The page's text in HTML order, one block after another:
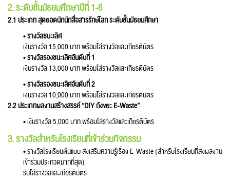
2. ระดับชั้นมัธยมศึกษาปีที่ 1-6
2.1 ประเภท สุดยอดนักนักสื่อสารรักษ์โลก ระดับชั้นมัธยมศึกษา
•รางวัลชนะเลิศ
เงินรางวัล 15,000 บาท พร้อมโล่รางวัลและเกียรติบัตร
•รางวัลรองชนะเลิศอันดับที่ 1
เงินรางวัล 13,000 บาท พร้อมโล่รางวัลและเกียรติบัตร
•รางวัลรองชนะเลิศอันดับที่ 2
เงินรางวัล 10,000 บาท พร้อมโล่รางวัลและเกียรติบัตร
2.2 ประเภทผลงานสร้างสรรค์ “DIY ถังขยะ E-Waste”
• เงินรางวัล 5,000 บาท พร้อมโล่รางวัลและเกียรติบัตร
3. รางวัลสำหรับโรงเรียนที่เข้าร่วมกิจกรรม
• รางวัลโรงเรียนต้นแบบ ส่งเสริมความรู้เรื่อง E-Waste (สำหรับโรงเรียนที่ส่งผลงาน
เข้าร่วมประกวดมากที่สุด)
รับโล่รางวัลและเกียรติบัตร